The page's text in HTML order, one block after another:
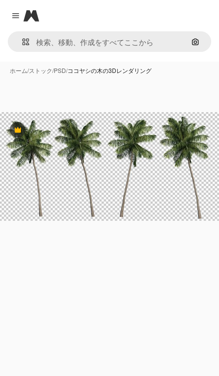
Close menu
Magnific
画像で
ホーム/ストック/PSD/ココヤシの木の3Dレンダリング
Premium